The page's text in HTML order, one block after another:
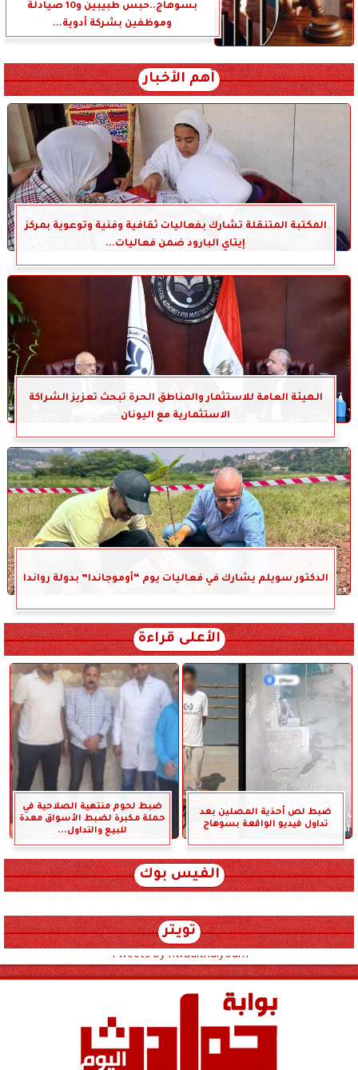
بسوهاج..حبس طبيبين و10 صيادلة
وموظفين بشركة أدوية...
أهم الأخبار
المكتبة المتنقلة تشارك بفعاليات ثقافية وفنية وتوعوية بمركز
إيتاي البارود ضمن فعاليات...
الهيئة العامة للاستثمار والمناطق الحرة تبحث تعزيز الشراكة
الاستثمارية مع اليونان
الدكتور سويلم يشارك في فعاليات يوم “أوموجاندا” بدولة رواندا
الأعلى قراءة
ضبط لص أحذية المصلين بعد
تداول فيديو الواقعة بسوهاج
ضبط لحوم منتهية الصلاحية في
حملة مكبرة لضبط الأسواق معدة
للبيع والتداول...
الفيس بوك
تويتر
Tweets by hwadithalyoum